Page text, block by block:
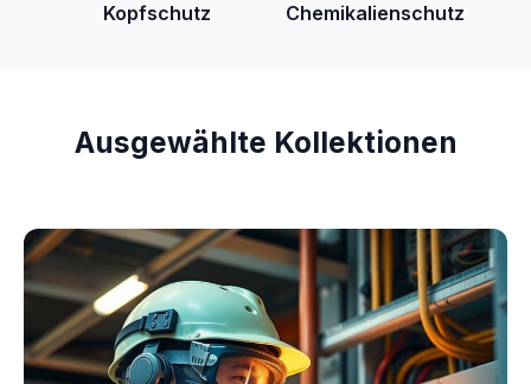
Kopfschutz Chemikalienschutz
Ausgewählte Kollektionen